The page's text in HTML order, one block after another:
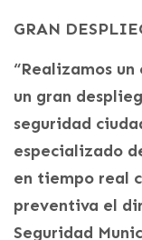
GRAN
“Realizamos
un gran
seguridad
especializado
en tiempo real
preventiva el
Seguridad